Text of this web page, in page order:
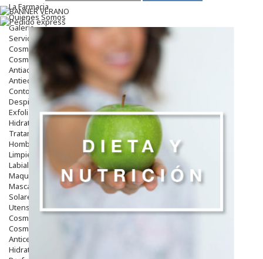
La Farmacia
Quienes Somos
Galeria
Servicios
Cosmética
Cosmética Facial
Antiacné
Antiedad
Contorno De Ojos
Despigmentantes
Exfoliantes
Hidratantes
Tratamientos De Noche
Hombre
Limpieza
Labiales
Maquillajes Y Color
Mascarillas
Solares
Utensilios
Cosmética Capilar
Cosmética Corporal
Anticelulíticos
Hidratantes Corporales